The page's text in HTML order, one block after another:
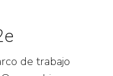
de trabajo